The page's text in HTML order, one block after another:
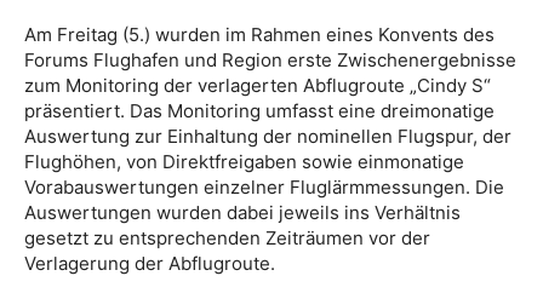
Am Freitag (5.) wurden im Rahmen eines Konvents des
Forums Flughafen und Region erste Zwischenergebnisse
zum Monitoring der verlagerten Abflugroute „Cindy S“
präsentiert. Das Monitoring umfasst eine dreimonatige
Auswertung zur Einhaltung der nominellen Flugspur, der
Flughöhen, von Direktfreigaben sowie einmonatige
Vorabauswertungen einzelner Fluglärmmessungen. Die
Auswertungen wurden dabei jeweils ins Verhältnis
gesetzt zu entsprechenden Zeiträumen vor der
Verlagerung der Abflugroute.